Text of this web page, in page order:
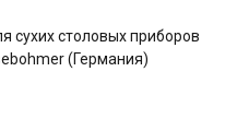
сухих столовых приборов
(Германия)